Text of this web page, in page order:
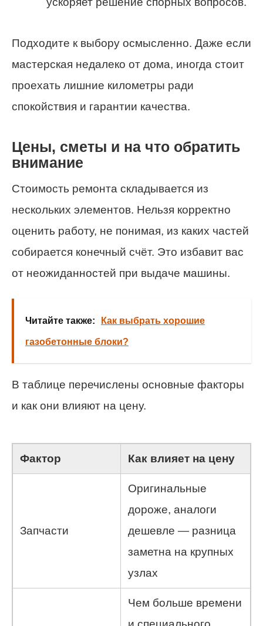
Подходите к выбору осмысленно. Даже если
мастерская недалеко от дома, иногда стоит
проехать лишние километры ради
спокойствия и гарантии качества.
Цены, сметы и на что обратить
внимание
Стоимость ремонта складывается из
нескольких элементов. Нельзя корректно
оценить работу, не понимая, из каких частей
собирается конечный счёт. Это избавит вас
от неожиданностей при выдаче машины.
Читайте также: Как выбрать хорошие
газобетонные блоки?
В таблице перечислены основные факторы
и как они влияют на цену.
Фактор Как влияет на цену
Запчасти
Оригинальные
дороже, аналоги
дешевле — разница
заметна на крупных
узлах
Чем больше времени